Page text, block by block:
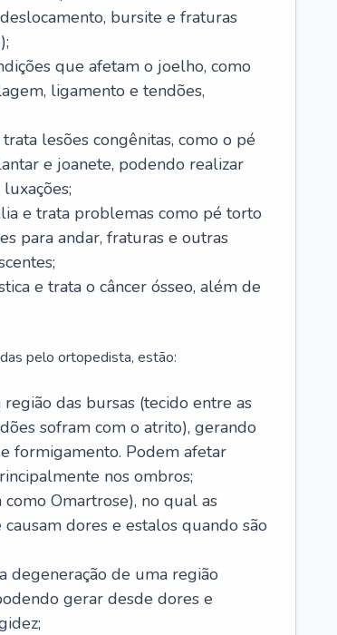
bursite e fraturas
que afetam o joelho, como
ligamento e tendões,
lesões congênitas, como o pé
e joanete, podendo realizar
e trata problemas como pé torto
para andar, fraturas e outras
e trata o câncer ósseo, além de
pelo ortopedista, estão:
das bursas (tecido entre as
sofram com o atrito), gerando
formigamento. Podem afetar
nos ombros;
Omartrose), no qual as
dores e estalos quando são
degeneração de uma região
gerar desde dores e